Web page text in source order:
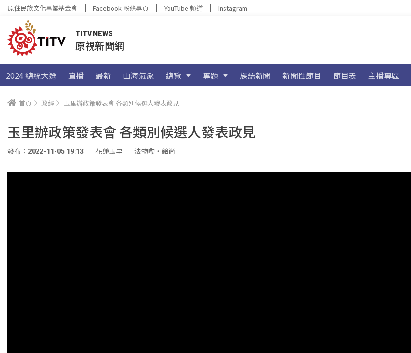
原住民族文化事業基金會 Facebook 粉絲專頁 YouTube 頻道 Instagram
TITV NEWS
原視新聞網
2024 總統大選 直播 最新 山海氣象 總覽 專題 族語新聞 新聞性節目 節目表 主播專區
首頁 政經 玉里辦政策發表會 各類別候選人發表政見
玉里辦政策發表會 各類別候選人發表政見
發布：2022-11-05 19:13 花蓮玉里 法物嘞‧給尚